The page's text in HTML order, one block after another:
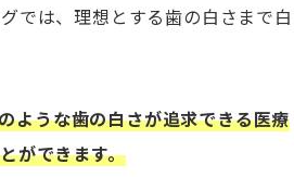
では、理想とする歯の白さまで白
ような歯の白さが追求できる医療
ができます。